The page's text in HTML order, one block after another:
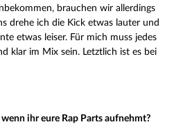
brauchen wir allerdings
drehe ich die Kick etwas lauter und
etwas leiser. Für mich muss jedes
klar im Mix sein. Letztlich ist es bei
ihr eure Rap Parts aufnehmt?